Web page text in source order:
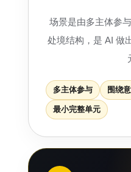
场景是由多主体参
处境结构，是 AI 做
多主体参与 围绕
最小完整单元